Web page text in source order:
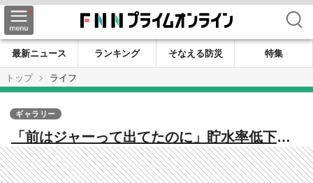
検索
最新ニュース ランキング そなえる防災
特集
トップ
ライフ
「前はジャーって出てたのに」貯水率低下な
ど受け『21年ぶり給水制限』奈良県内24市町
村・88万人に影響 気象予報士「これから梅
ギャラリー